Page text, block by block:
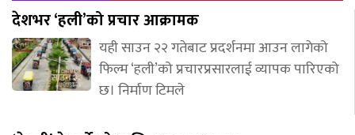
देशभर ‘हली’को प्रचार आक्रामक
यही साउन २२ गतेबाट प्रदर्शनमा आउन लागेको
फिल्म ‘हली’को प्रचारप्रसारलाई व्यापक पारिएको
छ। निर्माण टिमले